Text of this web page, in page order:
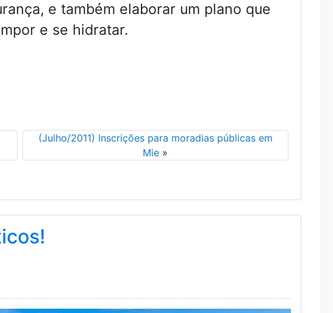
e também elaborar um plano que
e se hidratar.
(Julho/2011) Inscrições para moradias públicas em
Mie »